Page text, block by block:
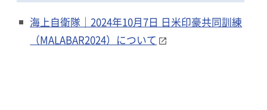
海上自衛隊｜2024年10月7日 日米印豪共同訓練
（MALABAR2024）について